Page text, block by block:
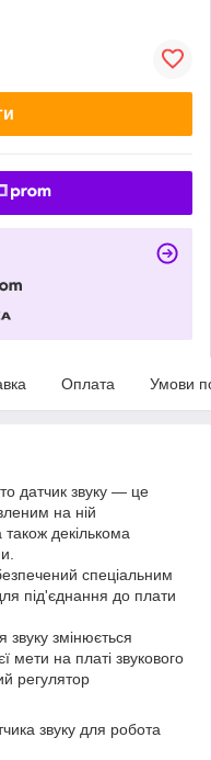
Оплата Умови
датчик звуку — це
на ній
декількома
спеціальним
під'єднання до плати
змінюється
мети на платі звукового
регулятор
звуку для робота